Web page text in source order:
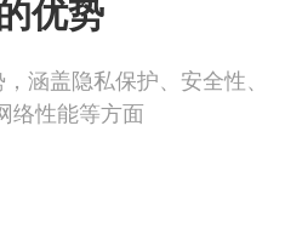
优势
涵盖隐私保护、安全性、
络性能等方面